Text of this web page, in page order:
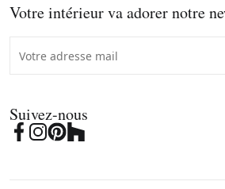
Votre intérieur va adorer notre
Suivez-nous